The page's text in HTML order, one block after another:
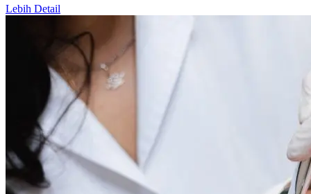
Lebih Detail